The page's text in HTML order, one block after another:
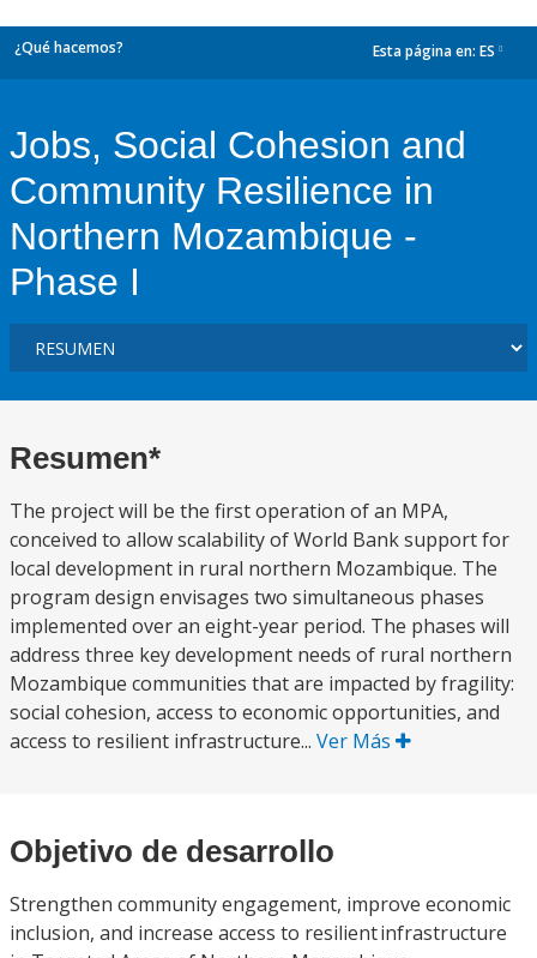
¿Qué hacemos? Esta página en: ES
Jobs, Social Cohesion and
Community Resilience in
Northern Mozambique -
Phase I
Resumen*
The project will be the first operation of an MPA,
conceived to allow scalability of World Bank support for
local development in rural northern Mozambique. The
program design envisages two simultaneous phases
implemented over an eight-year period. The phases will
address three key development needs of rural northern
Mozambique communities that are impacted by fragility:
social cohesion, access to economic opportunities, and
access to resilient infrastructure... Ver Más
Objetivo de desarrollo
Strengthen community engagement, improve economic
inclusion, and increase access to resilient infrastructure